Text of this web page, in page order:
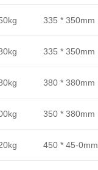
335 * 350mm
335 * 350mm
380 * 380mm
350 * 380mm
450 * 45-0mm